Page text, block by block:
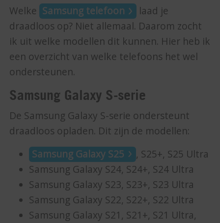
Welke Samsung telefoon
laad je
draadloos op? Niet allemaal. Daarom zocht
ik uit welke modellen dit kunnen. Hier heb ik
een overzicht van welke telefoons het wel
ondersteunen.
Samsung Galaxy S-serie
De Samsung Galaxy S-serie ondersteunt
draadloos opladen. Dit zijn de modellen:
Samsung Galaxy S25
, S25+, S25 Ultra
Samsung Galaxy S24, S24+, S24 Ultra
Samsung Galaxy S23, S23+, S23 Ultra
Samsung Galaxy S22, S22+, S22 Ultra
Samsung Galaxy S21, S21+, S21 Ultra,